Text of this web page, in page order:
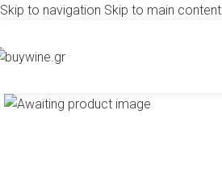
Skip to navigation Skip to main content